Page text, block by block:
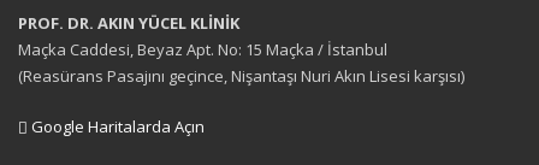
PROF. DR. AKIN YÜCEL KLİNİK
Maçka Caddesi, Beyaz Apt. No: 15 Maçka / İstanbul
(Reasürans Pasajını geçince, Nişantaşı Nuri Akın Lisesi karşısı)
Google Haritalarda Açın